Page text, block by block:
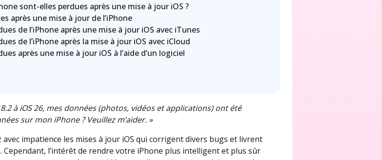
sont-elles perdues après une mise à jour iOS ?
après une mise à jour de l’iPhone
de l’iPhone après une mise à jour iOS avec iTunes
de l’iPhone après la mise à jour iOS avec iCloud
après une mise à jour iOS à l’aide d’un logiciel
à iOS 26, mes données (photos, vidéos et applications) ont été
sur mon iPhone ? Veuillez m’aider. »
avec impatience les mises à jour iOS qui corrigent divers bugs et livrent
l’intérêt de rendre votre iPhone plus intelligent et plus sûr